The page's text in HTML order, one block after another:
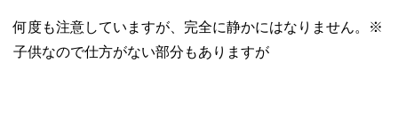
何度も注意していますが、完全に静かにはなりません。※
子供なので仕方がない部分もありますが